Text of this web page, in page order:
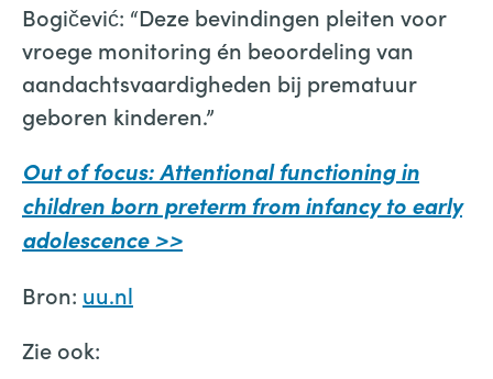
Bogičević: “Deze bevindingen pleiten voor
vroege monitoring én beoordeling van
aandachtsvaardigheden bij prematuur
geboren kinderen.”
Out of focus: Attentional functioning in
children born preterm from infancy to early
adolescence >>
Bron: uu.nl
Zie ook: